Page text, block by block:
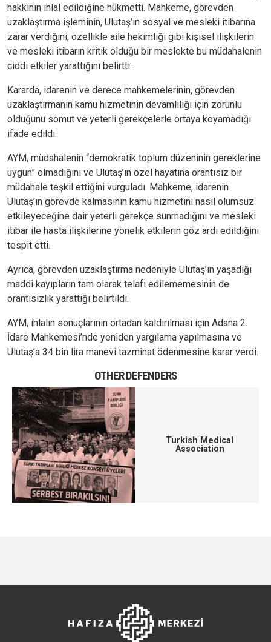
hakkının ihlal edildiğine hükmetti. Mahkeme, görevden
uzaklaştırma işleminin, Ulutaş’ın sosyal ve mesleki itibarına
zarar verdiğini, özellikle aile hekimliği gibi kişisel ilişkilerin
ve mesleki itibarın kritik olduğu bir meslekte bu müdahalenin
ciddi etkiler yarattığını belirtti.
Kararda, idarenin ve derece mahkemelerinin, görevden
uzaklaştırmanın kamu hizmetinin devamlılığı için zorunlu
olduğunu somut ve yeterli gerekçelerle ortaya koyamadığı
ifade edildi.
AYM, müdahalenin “demokratik toplum düzeninin gereklerine
uygun” olmadığını ve Ulutaş’ın özel hayatına orantısız bir
müdahale teşkil ettiğini vurguladı. Mahkeme, idarenin
Ulutaş’ın görevde kalmasının kamu hizmetini nasıl olumsuz
etkileyeceğine dair yeterli gerekçe sunmadığını ve mesleki
itibar ile hasta ilişkilerine yönelik etkilerin göz ardı edildiğini
tespit etti.
Ayrıca, görevden uzaklaştırma nedeniyle Ulutaş’ın yaşadığı
maddi kayıpların tam olarak telafi edilememesinin de
orantısızlık yarattığı belirtildi.
AYM, ihlalin sonuçlarının ortadan kaldırılması için Adana 2.
İdare Mahkemesi’nde yeniden yargılama yapılmasına ve
Ulutaş’a 34 bin lira manevi tazminat ödenmesine karar verdi.
OTHER DEFENDERS
Turkish Medical
Association